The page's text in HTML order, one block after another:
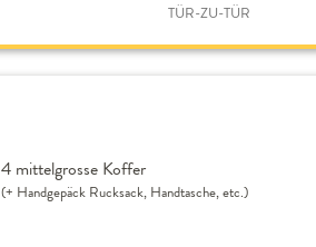
TÜR-ZU-TÜR
4 mittelgrosse Koffer
(+ Handgepäck Rucksack, Handtasche, etc.)